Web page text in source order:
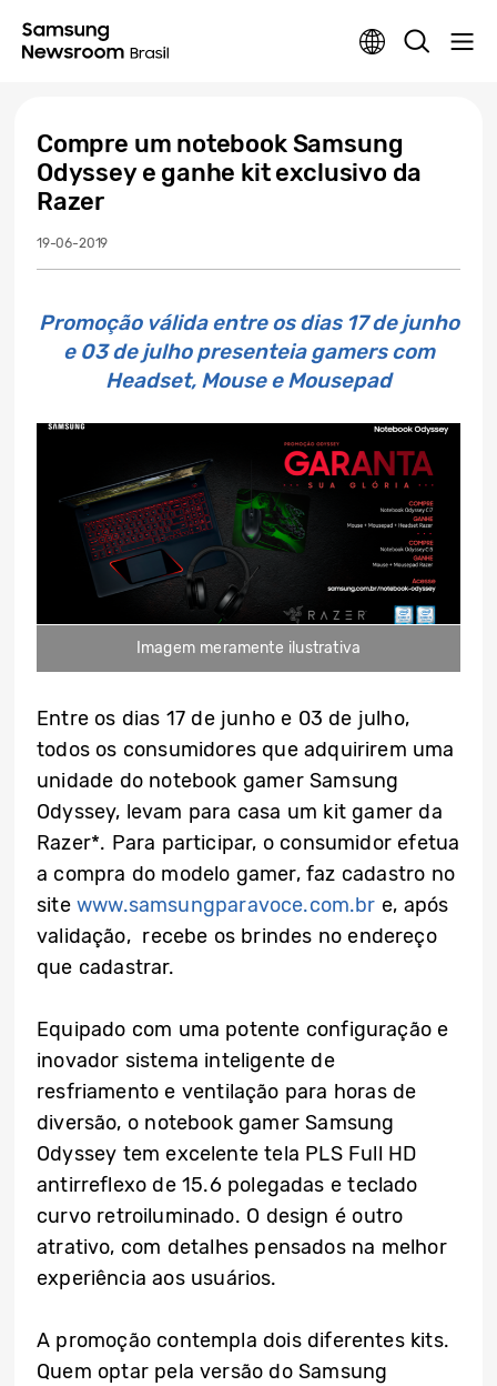
Compre um notebook Samsung
Odyssey e ganhe kit exclusivo da
Razer
19-06-2019
Promoção válida entre os dias 17 de junho
e 03 de julho presenteia gamers com
Headset, Mouse e Mousepad
Imagem meramente ilustrativa
Entre os dias 17 de junho e 03 de julho,
todos os consumidores que adquirirem uma
unidade do notebook gamer Samsung
Odyssey, levam para casa um kit gamer da
Razer*. Para participar, o consumidor efetua
a compra do modelo gamer, faz cadastro no
site www.samsungparavoce.com.br e, após
validação, recebe os brindes no endereço
que cadastrar.
Equipado com uma potente configuração e
inovador sistema inteligente de
resfriamento e ventilação para horas de
diversão, o notebook gamer Samsung
Odyssey tem excelente tela PLS Full HD
antirreflexo de 15.6 polegadas e teclado
curvo retroiluminado. O design é outro
atrativo, com detalhes pensados na melhor
experiência aos usuários.
A promoção contempla dois diferentes kits.
Quem optar pela versão do Samsung